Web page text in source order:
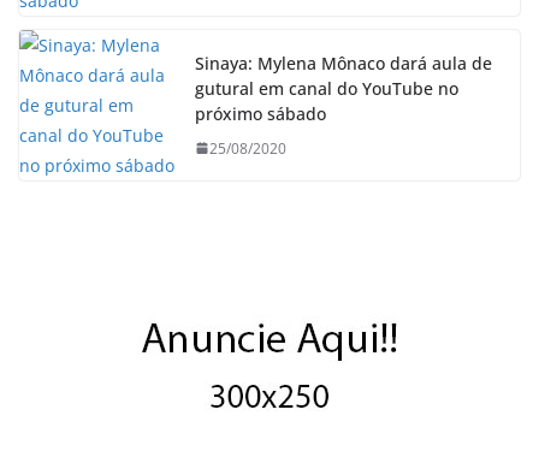
Sinaya: Mylena Mônaco dará aula de
gutural em canal do YouTube no
próximo sábado
25/08/2020